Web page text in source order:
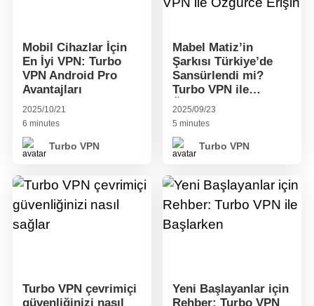
2025/10/21
6 minutes
Turbo VPN
Mobil Cihazlar İçin
En İyi VPN: Turbo
VPN Android Pro
Avantajları
2025/09/23
5 minutes
Turbo VPN
Mabel Matiz’in
Şarkısı Türkiye’de
Sansürlendi mi?
Turbo VPN ile
Özgürce Erişin
Turbo VPN çevrimiçi
güvenliğinizi nasıl
Yeni Başlayanlar için
Rehber: Turbo VPN